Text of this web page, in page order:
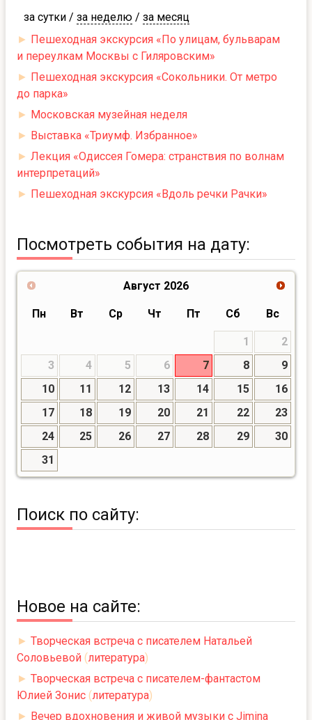
за сутки / за неделю / за месяц
► Пешеходная экскурсия «По улицам, бульварам
и переулкам Москвы с Гиляровским»
► Пешеходная экскурсия «Сокольники. От метро
до парка»
► Московская музейная неделя
► Выставка «Триумф. Избранное»
► Лекция «Одиссея Гомера: странствия по волнам
интерпретаций»
► Пешеходная экскурсия «Вдоль речки Рачки»
Посмотреть события на дату:
Август 2026
Пн Вт Ср Чт Пт Сб Вс
1
2
3
4 5 6 7 8
9
10
11 12 13 14 15
16
17
18 19 20 21 22
23
24
25 26 27 28 29
30
31
Поиск по сайту:
Новое на сайте:
► Творческая встреча с писателем Натальей
Соловьевой (литература)
► Творческая встреча с писателем-фантастом
Юлией Зонис (литература)
► Вечер вдохновения и живой музыки с Jimina